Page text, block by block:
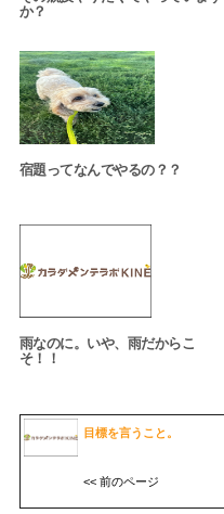
か？
宿題ってなんでやるの？？
雨なのに。いや、雨だからこ
そ！！
目標を言うこと。
<< 前のページ